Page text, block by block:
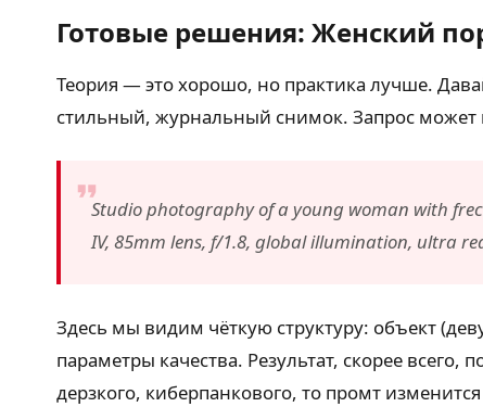
Готовые решения: Женский
Теория — это хорошо, но практика лучше.
стильный, журнальный снимок. Запрос может
Studio photography of a young woman with
IV, 85mm lens, f/1.8, global illumination, ultra
Здесь мы видим чёткую структуру: объект
параметры качества. Результат, скорее
дерзкого, киберпанкового, то промт